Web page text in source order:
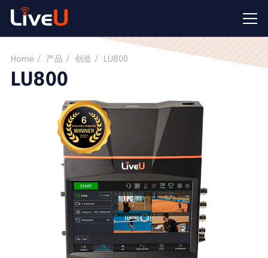
LU800
Home 产品 创造 LU800
LU800